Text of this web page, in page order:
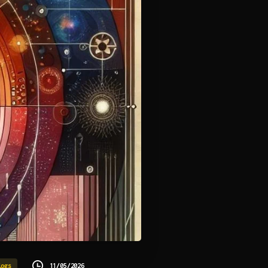
11/05/2026